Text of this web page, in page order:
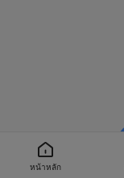
หน้าหลัก